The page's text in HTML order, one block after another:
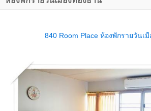
840 Room Place ห้องพักรายวันเ